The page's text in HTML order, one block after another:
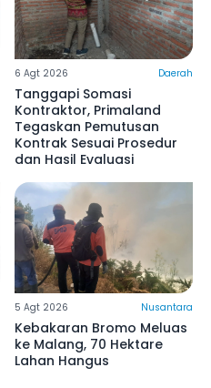
6 Agt 2026 Daerah
Tanggapi Somasi
Kontraktor, Primaland
Tegaskan Pemutusan
Kontrak Sesuai Prosedur
dan Hasil Evaluasi
5 Agt 2026 Nusantara
Kebakaran Bromo Meluas
ke Malang, 70 Hektare
Lahan Hangus